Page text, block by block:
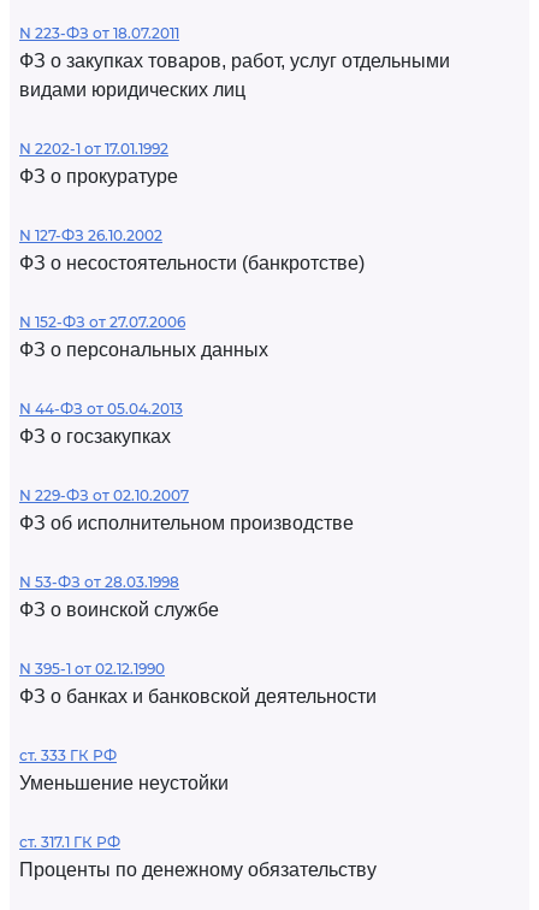
N 223-ФЗ от 18.07.2011
ФЗ о закупках товаров, работ, услуг отдельными
видами юридических лиц
N 2202-1 от 17.01.1992
ФЗ о прокуратуре
N 127-ФЗ 26.10.2002
ФЗ о несостоятельности (банкротстве)
N 152-ФЗ от 27.07.2006
ФЗ о персональных данных
N 44-ФЗ от 05.04.2013
ФЗ о госзакупках
N 229-ФЗ от 02.10.2007
ФЗ об исполнительном производстве
N 53-ФЗ от 28.03.1998
ФЗ о воинской службе
N 395-1 от 02.12.1990
ФЗ о банках и банковской деятельности
ст. 333 ГК РФ
Уменьшение неустойки
ст. 317.1 ГК РФ
Проценты по денежному обязательству